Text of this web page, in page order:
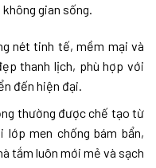
gian sống.
nét tinh tế, mềm mại và
thanh lịch, phù hợp với
đến hiện đại.
thường được chế tạo từ
men chống bám bẩn,
tắm luôn mới mẻ và sạch